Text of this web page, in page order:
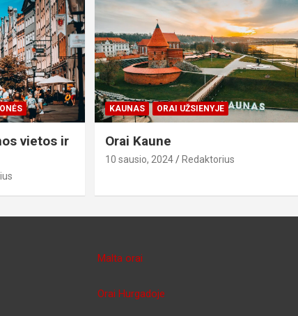
vietos ir
KAUNAS ORAI UŽSIENYJE
Orai Kaune
10 sausio, 2024 Redaktorius
Malta orai
Orai Hurgadoje